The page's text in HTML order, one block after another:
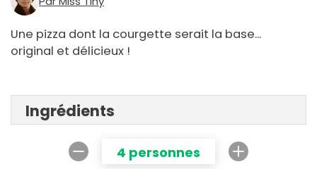
Une pizza dont la courgette serait la base...
original et délicieux !
Ingrédients
4 personnes